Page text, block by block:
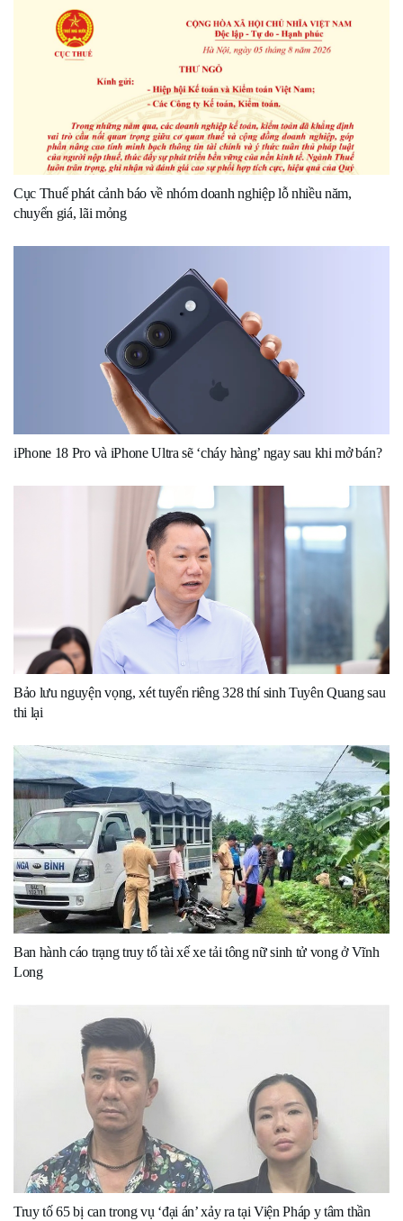
Cục Thuế phát cảnh báo về nhóm doanh nghiệp lỗ nhiều năm,
chuyển giá, lãi mỏng
iPhone 18 Pro và iPhone Ultra sẽ ‘cháy hàng’ ngay sau khi mở bán?
Bảo lưu nguyện vọng, xét tuyển riêng 328 thí sinh Tuyên Quang sau
thi lại
Ban hành cáo trạng truy tố tài xế xe tải tông nữ sinh tử vong ở Vĩnh
Long
Truy tố 65 bị can trong vụ ‘đại án’ xảy ra tại Viện Pháp y tâm thần